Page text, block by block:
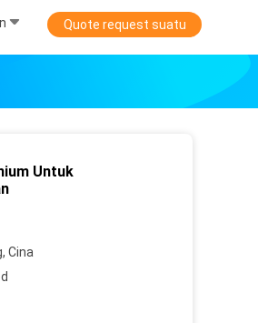
Quote request suatu
Untuk
Cina